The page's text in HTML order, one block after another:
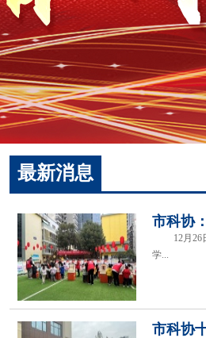
最新消息
市科协
12月26日
学...
市科协